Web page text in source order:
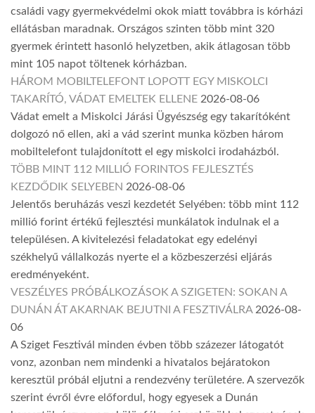
családi vagy gyermekvédelmi okok miatt továbbra is kórházi
ellátásban maradnak. Országos szinten több mint 320
gyermek érintett hasonló helyzetben, akik átlagosan több
mint 105 napot töltenek kórházban.
HÁROM MOBILTELEFONT LOPOTT EGY MISKOLCI
TAKARÍTÓ, VÁDAT EMELTEK ELLENE 2026-08-06
Vádat emelt a Miskolci Járási Ügyészség egy takarítóként
dolgozó nő ellen, aki a vád szerint munka közben három
mobiltelefont tulajdonított el egy miskolci irodaházból.
TÖBB MINT 112 MILLIÓ FORINTOS FEJLESZTÉS
KEZDŐDIK SELYEBEN 2026-08-06
Jelentős beruházás veszi kezdetét Selyében: több mint 112
millió forint értékű fejlesztési munkálatok indulnak el a
településen. A kivitelezési feladatokat egy edelényi
székhelyű vállalkozás nyerte el a közbeszerzési eljárás
eredményeként.
VESZÉLYES PRÓBÁLKOZÁSOK A SZIGETEN: SOKAN A
DUNÁN ÁT AKARNAK BEJUTNI A FESZTIVÁLRA 2026-08-
06
A Sziget Fesztivál minden évben több százezer látogatót
vonz, azonban nem mindenki a hivatalos bejáratokon
keresztül próbál eljutni a rendezvény területére. A szervezők
szerint évről évre előfordul, hogy egyesek a Dunán